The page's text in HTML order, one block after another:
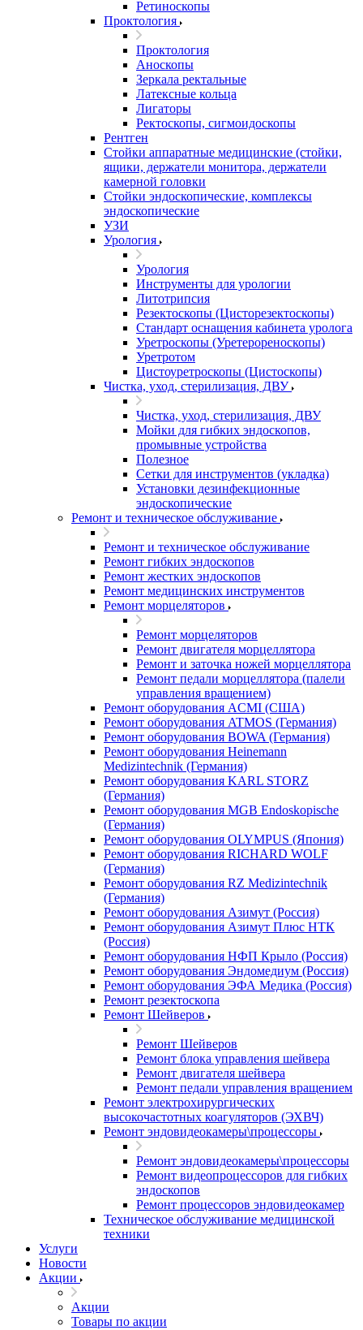
Ретиноскопы
Проктология
Проктология
Аноскопы
Зеркала ректальные
Латексные кольца
Лигаторы
Ректоскопы, сигмоидоскопы
Рентген
Стойки аппаратные медицинские (стойки,
ящики, держатели монитора, держатели
камерной головки
Стойки эндоскопические, комплексы
эндоскопические
УЗИ
Урология
Урология
Инструменты для урологии
Литотрипсия
Резектоскопы (Цисторезектоскопы)
Стандарт оснащения кабинета уролога
Уретроскопы (Уретерореноскопы)
Уретротом
Цистоуретроскопы (Цистоскопы)
Чистка, уход, стерилизация, ДВУ
Чистка, уход, стерилизация, ДВУ
Мойки для гибких эндоскопов,
промывные устройства
Полезное
Сетки для инструментов (укладка)
Установки дезинфекционные
эндоскопические
Ремонт и техническое обслуживание
Ремонт и техническое обслуживание
Ремонт гибких эндоскопов
Ремонт жестких эндоскопов
Ремонт медицинских инструментов
Ремонт морцеляторов
Ремонт морцеляторов
Ремонт двигателя морцеллятора
Ремонт и заточка ножей морцеллятора
Ремонт педали морцеллятора (палели
управления вращением)
Ремонт оборудования ACMI (США)
Ремонт оборудования ATMOS (Германия)
Ремонт оборудования BOWA (Германия)
Ремонт оборудования Heinemann
Medizintechnik (Германия)
Ремонт оборудования KARL STORZ
(Германия)
Ремонт оборудования MGB Endoskopische
(Германия)
Ремонт оборудования OLYMPUS (Япония)
Ремонт оборудования RICHARD WOLF
(Германия)
Ремонт оборудования RZ Medizintechnik
(Германия)
Ремонт оборудования Азимут (Россия)
Ремонт оборудования Азимут Плюс НТК
(Россия)
Ремонт оборудования НФП Крыло (Россия)
Ремонт оборудования Эндомедиум (Россия)
Ремонт оборудования ЭФА Медика (Россия)
Ремонт резектоскопа
Ремонт Шейверов
Ремонт Шейверов
Ремонт блока управления шейвера
Ремонт двигателя шейвера
Ремонт педали управления вращением
Ремонт электрохирургических
высокочастотных коагуляторов (ЭХВЧ)
Ремонт эндовидеокамеры\процессоры
Ремонт эндовидеокамеры\процессоры
Ремонт видеопроцессоров для гибких
эндоскопов
Ремонт процессоров эндовидеокамер
Техническое обслуживание медицинской
техники
Услуги
Новости
Акции
Акции
Товары по акции